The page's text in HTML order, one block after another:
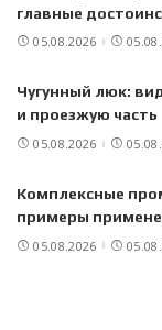
главные
05.08.2026
Чугунный люк:
и проезжую часть
05.08.2026
Комплексные
примеры
05.08.2026